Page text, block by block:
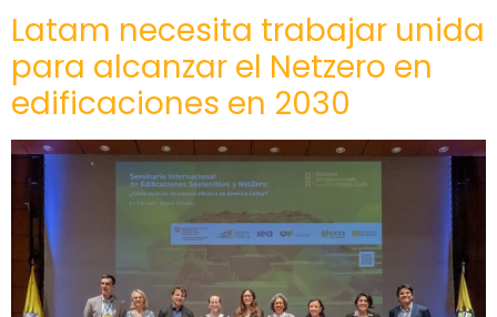
Latam necesita trabajar unida
para alcanzar el Netzero en
edificaciones en 2030